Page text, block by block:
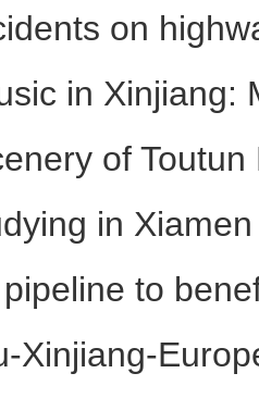
魏公村背后的文化
on
in Xinjiang:
of
in
to
Xinjiang-